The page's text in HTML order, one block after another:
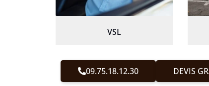
VSL
09.75.18.12.30 DEVIS